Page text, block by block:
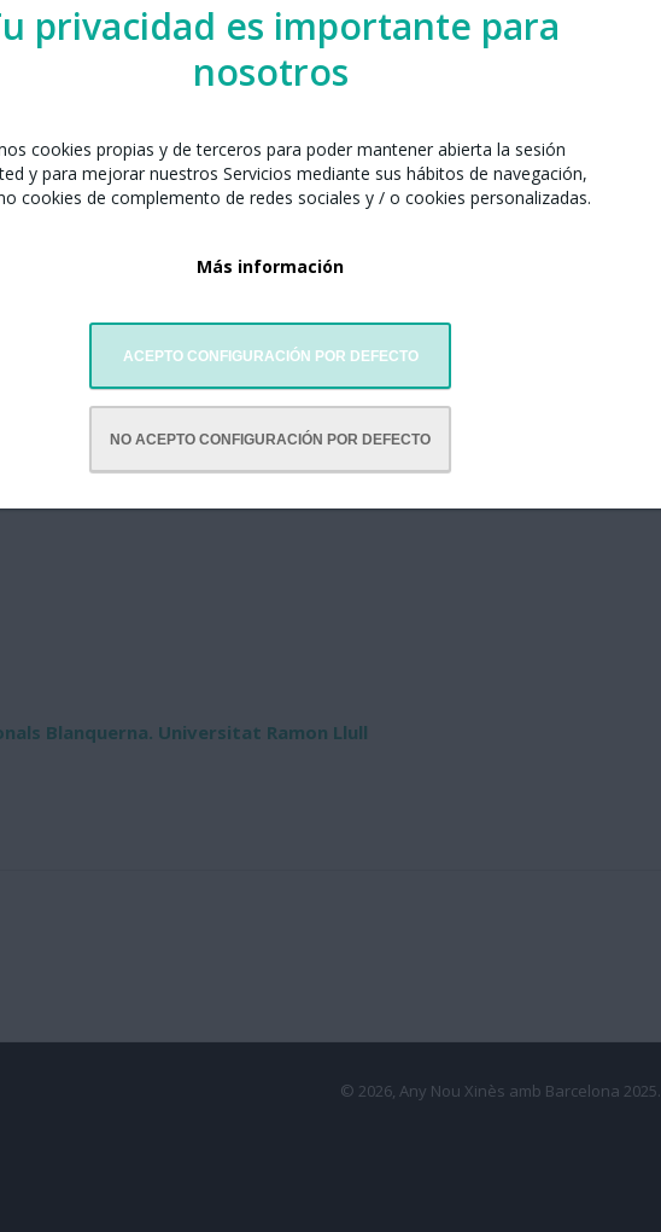
privacidad es importante para
nosotros
cookies propias y de terceros para poder mantener abierta la sesión
y para mejorar nuestros Servicios mediante sus hábitos de navegación,
cookies de complemento de redes sociales y / o cookies personalizadas.
Más información
ACEPTO CONFIGURACIÓN POR DEFECTO
NO ACEPTO CONFIGURACIÓN POR DEFECTO
junto con:
en China
Blanquerna. Universitat Ramon Llull
© 2026, Any Nou Xinès amb Barcelona 2025.